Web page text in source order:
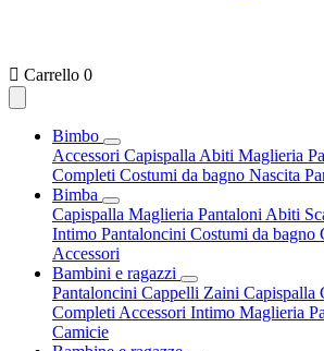
 Carrello 0
Bimbo
Accessori Capispalla Abiti Maglieria
Completi Costumi da bagno Nascita
Bimba
Capispalla Maglieria Pantaloni Abiti
Intimo Pantaloncini Costumi da bagno
Accessori
Bambini e ragazzi
Pantaloncini Cappelli Zaini Capispalla
Completi Accessori Intimo Maglieria
Camicie